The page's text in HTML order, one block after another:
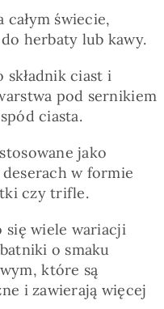
Przetwory
Zdrowo i fit
Kuchnie świata
SKLEP
Polski
całym świecie,
herbaty lub kawy.
składnik ciast i
pod sernikiem
ciasta.
jako
w formie
czy trifle.
się wiele wariacji
o smaku
które są
i zawierają więcej